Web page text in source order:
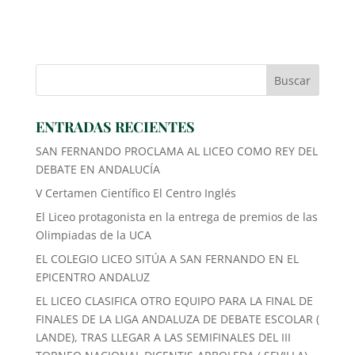
ENTRADAS RECIENTES
SAN FERNANDO PROCLAMA AL LICEO COMO REY DEL
DEBATE EN ANDALUCÍA
V Certamen Científico El Centro Inglés
El Liceo protagonista en la entrega de premios de las
Olimpiadas de la UCA
EL COLEGIO LICEO SITÚA A SAN FERNANDO EN EL
EPICENTRO ANDALUZ
EL LICEO CLASIFICA OTRO EQUIPO PARA LA FINAL DE
FINALES DE LA LIGA ANDALUZA DE DEBATE ESCOLAR (
LANDE), TRAS LLEGAR A LAS SEMIFINALES DEL III